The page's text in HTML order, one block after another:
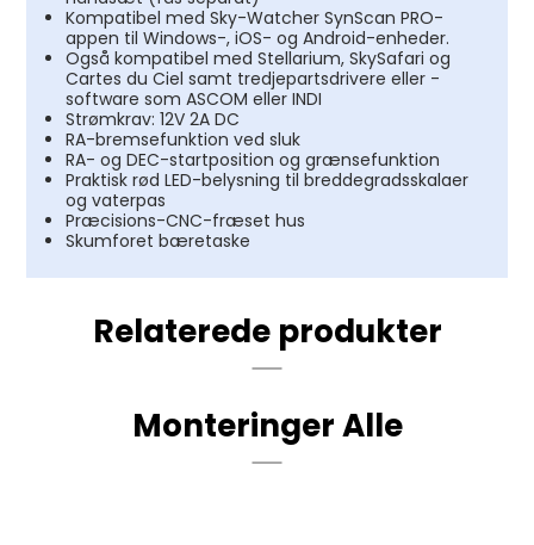
Kompatibel med Sky-Watcher SynScan PRO-
appen til Windows-, iOS- og Android-enheder.
Også kompatibel med Stellarium, SkySafari og
Cartes du Ciel samt tredjepartsdrivere eller -
software som ASCOM eller INDI
Strømkrav: 12V 2A DC
RA-bremsefunktion ved sluk
RA- og DEC-startposition og grænsefunktion
Praktisk rød LED-belysning til breddegradsskalaer
og vaterpas
Præcisions-CNC-fræset hus
Skumforet bæretaske
Relaterede produkter
Monteringer Alle